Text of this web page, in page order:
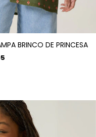
BRINCO DE PRINCESA